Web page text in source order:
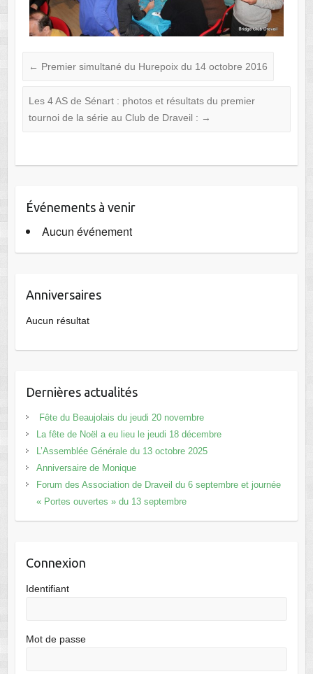
← Premier simultané du Hurepoix du 14 octobre 2016
Les 4 AS de Sénart : photos et résultats du premier
tournoi de la série au Club de Draveil : →
Événements à venir
Aucun événement
Anniversaires
Aucun résultat
Dernières actualités
Fête du Beaujolais du jeudi 20 novembre
La fête de Noël a eu lieu le jeudi 18 décembre
L’Assemblée Générale du 13 octobre 2025
Anniversaire de Monique
Forum des Association de Draveil du 6 septembre et journée
« Portes ouvertes » du 13 septembre
Connexion
Identifiant
Mot de passe